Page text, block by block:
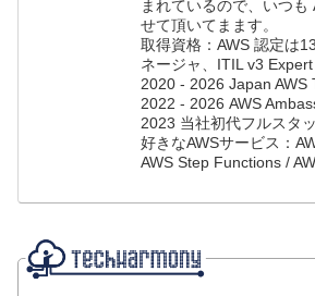
まれているので、いつも
せて頂いてまます。
取得資格：AWS 認定は
ネージャ、ITIL v3
2020 - 2026 Japan AWS
2022 - 2026 AWS
2023 当社初代フルスタ
好きなAWSサービス：
AWS Step Functions /